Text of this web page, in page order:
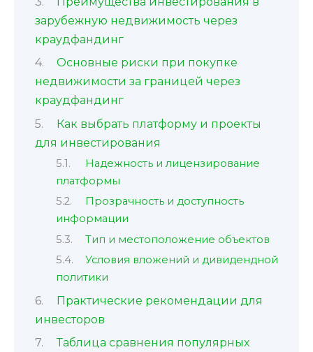
зарубежную недвижимость через
краудфандинг
Основные риски при покупке
недвижимости за границей через
краудфандинг
Как выбрать платформу и проекты
для инвестирования
Надежность и лицензирование
платформы
Прозрачность и доступность
информации
Тип и местоположение объектов
Условия вложений и дивидендной
политики
Практические рекомендации для
инвесторов
Таблица сравнения популярных